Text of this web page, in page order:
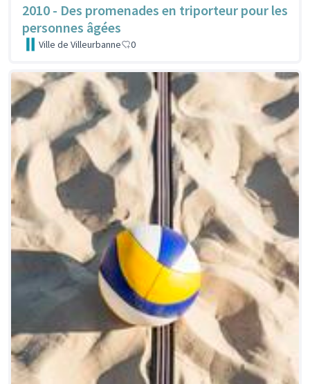
2010 - Des promenades en triporteur pour les
personnes âgées
Ville de Villeurbanne 0